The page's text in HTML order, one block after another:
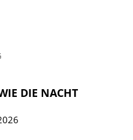
DIE NACHT